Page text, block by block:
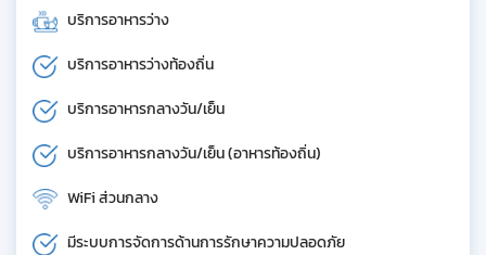
บริการอาหารว่าง
บริการอาหารว่างท้องถิ่น
บริการอาหารกลางวัน/เย็น
บริการอาหารกลางวัน/เย็น (อาหารท้องถิ่น)
WiFi ส่วนกลาง
มีระบบการจัดการด้านการรักษาความปลอดภัย